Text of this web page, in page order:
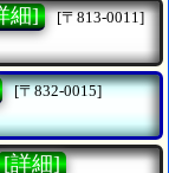
細]
[〒813-0011]
[〒832-0015]
[詳細]